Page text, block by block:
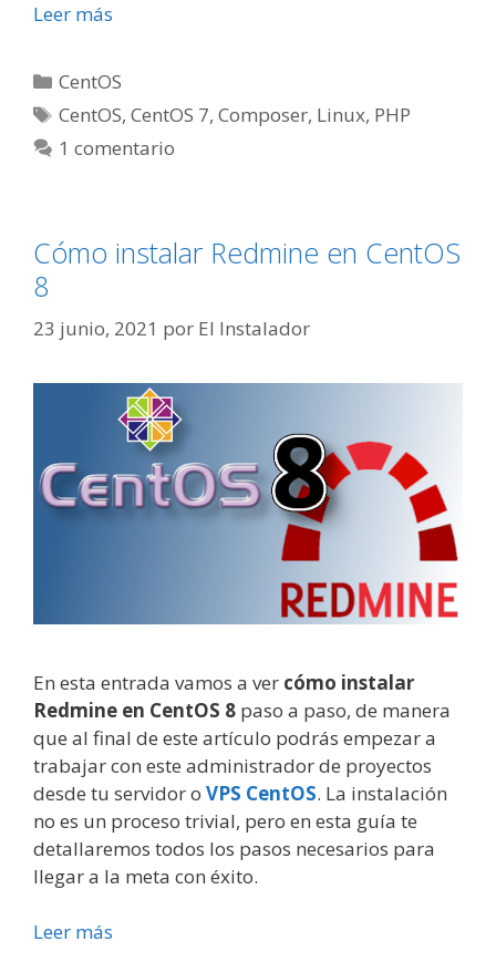
Leer más
Categorías
CentOS
Etiquetas
CentOS,CentOS 7,Composer, Linux, PHP
1 comentario
Cómo instalar Redmine en CentOS
8
23 junio, 2021 por El Instalador
En esta entrada vamos a ver cómo instalar
Redmine en CentOS 8 paso a paso, de manera
que al final de este artículo podrás empezar a
trabajar con este administrador de proyectos
desde tu servidor o VPS CentOS. La instalación
no es un proceso trivial, pero en esta guía te
detallaremos todos los pasos necesarios para
llegar a la meta con éxito.
Leer más